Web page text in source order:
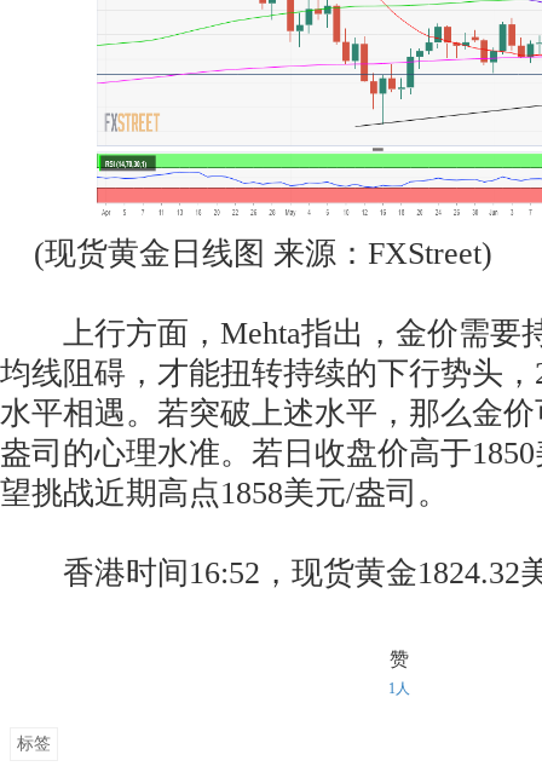
(现货黄金日线图 来源：FXStreet)
上行方面，Mehta指出，金价需要
均线阻碍，才能扭转持续的下行势头
水平相遇。若突破上述水平，那么金
盎司的心理水准。若日收盘价高于
望挑战近期高点1858美元/盎司。
香港时间16:52，现货黄金1824.32
赞
1人
标签